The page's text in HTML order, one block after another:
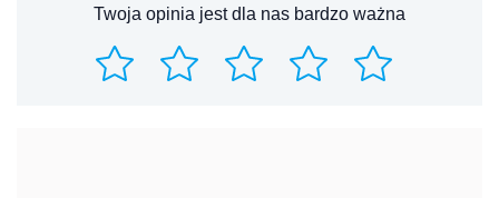
Twoja opinia jest dla nas bardzo ważna